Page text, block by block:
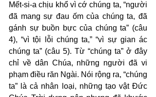
Mết-si-a chịu khổ vì cớ chúng ta, “người
đã mang sự đau ốm của chúng ta, đã
gánh sự buồn bực của chúng ta” (câu
4), “vì tội lỗi chúng ta,” “vì sự gian ác
chúng ta” (câu 5). Từ “chúng ta” ở đây
chỉ về dân Chúa, những người đã vi
phạm điều răn Ngài. Nói rộng ra, “chúng
ta” là cả nhân loại, những tạo vật Đức